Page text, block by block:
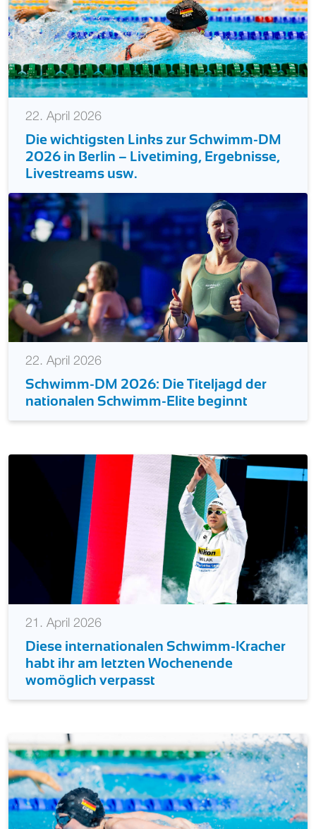
22. April 2026
Die wichtigsten Links zur Schwimm-DM
2026 in Berlin – Livetiming, Ergebnisse,
Livestreams usw.
22. April 2026
Schwimm-DM 2026: Die Titeljagd der
nationalen Schwimm-Elite beginnt
21. April 2026
Diese internationalen Schwimm-Kracher
habt ihr am letzten Wochenende
womöglich verpasst